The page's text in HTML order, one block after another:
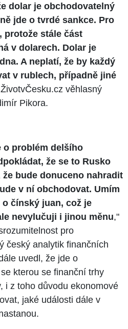
dolar je obchodovatelný
jde o tvrdé sankce. Pro
protože stále část
v dolarech. Dolar je
A neplatí, že by každý
v rublech, případně jiné
věhlasný
Pikora.
o problém delšího
že se to Rusko
bude donuceno nahradit
v ní obchodovat. Umím
čínský juan, což je
nevylučuji i jinou měnu,"
pro
český analytik finančních
uvedl, že jde o
kterou se finanční trhy
i z toho důvodu ekonomové
jaké události dále v